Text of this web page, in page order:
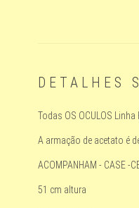
DETALHES
Todas OS OCULOS
A armação de acetato é
ACOMPANHAM - CASE -
51 cm altura